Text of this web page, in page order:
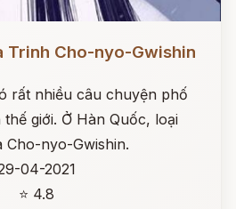
Trinh Cho-nyo-Gwishin
rất nhiều câu chuyện phố
giới. Ở Hàn Quốc, loại
Cho-nyo-Gwishin.
04-2021
⭐ 4.8